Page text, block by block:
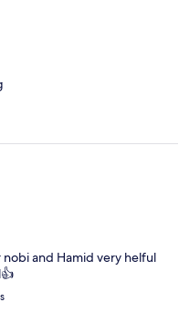
and Hamid very helful